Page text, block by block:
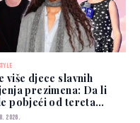
više djece slavnih
prezimena: Da li
pobjeći od tereta
roditelja?
2026.